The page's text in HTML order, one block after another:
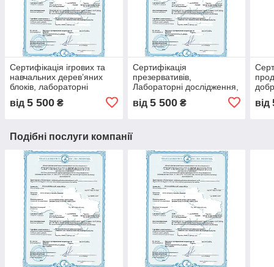
Сертифікація ігрових та
навчальних дерев’яних
блоків, лабораторні
дослідження, сертифікати
якості, протоколи
від 5 500 ₴
Сертифікація
презервативів,
Лабораторні дослідження,
сертифікат відповідності,
декларація, протоколи
від 5 500₴
та
від
Подібні послуги компанії